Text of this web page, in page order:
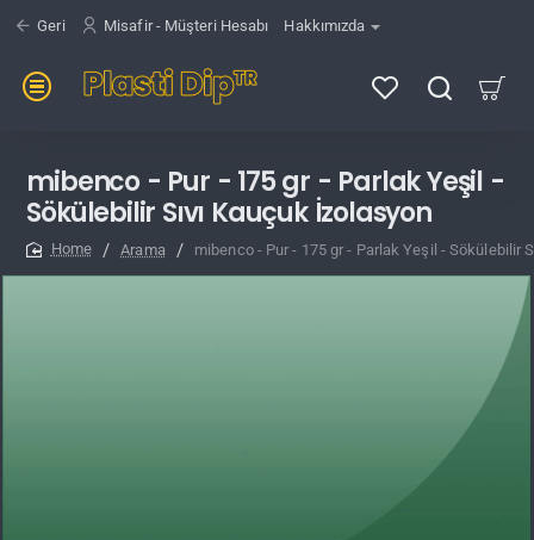
Geri Misafir - Müşteri Hesabı Hakkımızda
mibenco - Pur - 175 gr - Parlak Yeşil -
Sökülebilir Sıvı Kauçuk İzolasyon
Arama mibenco - Pur - 175 gr - Parlak Yeşil - Sökülebilir